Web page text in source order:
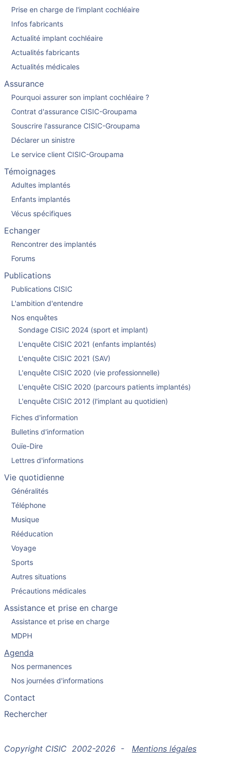
Prise en charge de l'implant cochléaire
Infos fabricants
Actualité implant cochléaire
Actualités fabricants
Actualités médicales
Assurance
Pourquoi assurer son implant cochléaire ?
Contrat d'assurance CISIC-Groupama
Souscrire l'assurance CISIC-Groupama
Déclarer un sinistre
Le service client CISIC-Groupama
Témoignages
Adultes implantés
Enfants implantés
Vécus spécifiques
Echanger
Rencontrer des implantés
Forums
Publications
Publications CISIC
L'ambition d'entendre
Nos enquêtes
Sondage CISIC 2024 (sport et implant)
L'enquête CISIC 2021 (enfants implantés)
L'enquête CISIC 2021 (SAV)
L'enquête CISIC 2020 (vie professionnelle)
L'enquête CISIC 2020 (parcours patients implantés)
L'enquête CISIC 2012 (l'implant au quotidien)
Fiches d'information
Bulletins d'information
Ouïe-Dire
Lettres d'informations
Vie quotidienne
Généralités
Téléphone
Musique
Rééducation
Voyage
Sports
Autres situations
Précautions médicales
Assistance et prise en charge
Assistance et prise en charge
MDPH
Agenda
Nos permanences
Nos journées d'informations
Contact
Rechercher
Copyright CISIC 2002-2026 - Mentions légales